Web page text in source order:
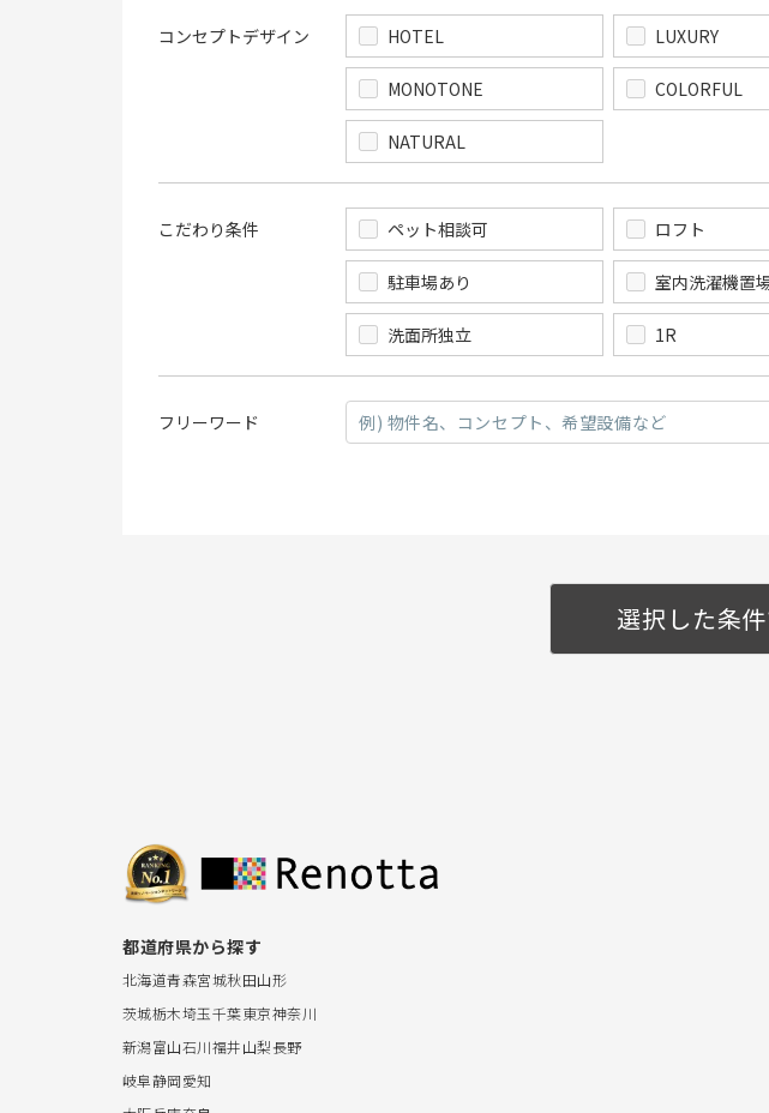
コンセプトデザイン HOTEL LUXURY
MONOTONE COLORFUL
NATURAL
こだわり条件 ペット相談可 ロフト
駐車場あり 室内洗濯機置
洗面所独立 1R
フリーワード
選択した条
都道府県から探す
北海道青森宮城秋田山形
茨城栃木埼玉千葉東京神奈川
新潟富山石川福井山梨長野
岐阜静岡愛知